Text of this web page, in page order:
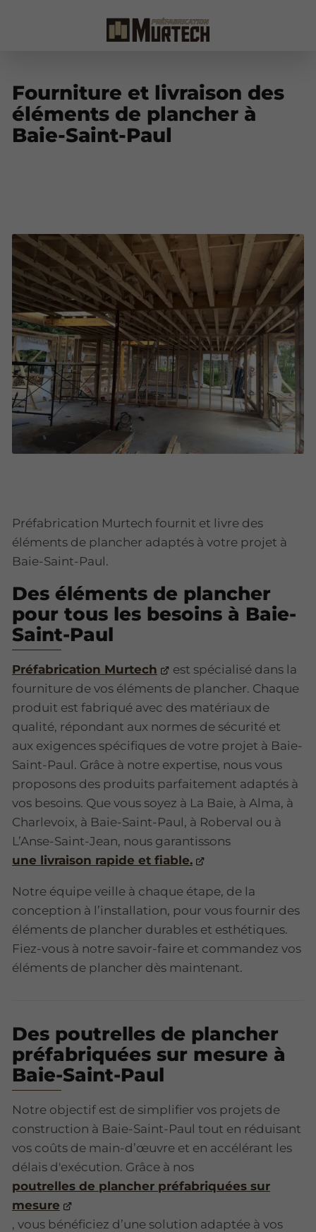
Fourniture et livraison des
éléments de plancher à
Baie-Saint-Paul
Préfabrication Murtech fournit et livre des
éléments de plancher adaptés à votre projet à
Baie-Saint-Paul.
Des éléments de plancher
pour tous les besoins à Baie-
Saint-Paul
Préfabrication Murtech
est spécialisé dans la
fourniture de vos éléments de plancher. Chaque
produit est fabriqué avec des matériaux de
qualité, répondant aux normes de sécurité et
aux exigences spécifiques de votre projet à Baie-
Saint-Paul. Grâce à notre expertise, nous vous
proposons des produits parfaitement adaptés à
vos besoins. Que vous soyez à La Baie, à Alma, à
Charlevoix, à Baie-Saint-Paul, à Roberval ou à
L’Anse-Saint-Jean, nous garantissons
une livraison rapide et fiable.
Notre équipe veille à chaque étape, de la
conception à l’installation, pour vous fournir des
éléments de plancher durables et esthétiques.
Fiez-vous à notre savoir-faire et commandez vos
éléments de plancher dès maintenant.
Des poutrelles de plancher
préfabriquées sur mesure à
Baie-Saint-Paul
Notre objectif est de simplifier vos projets de
construction à Baie-Saint-Paul tout en réduisant
vos coûts de main-d’œuvre et en accélérant les
délais d'exécution. Grâce à nos
poutrelles de plancher préfabriquées sur
mesure
, vous bénéficiez d’une solution adaptée à vos